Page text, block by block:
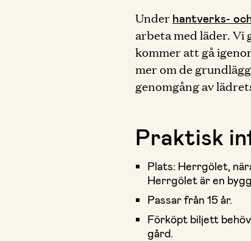
Under hantverks-
arbeta med läder. Vi
kommer att gå
mer om de
genomgång av
Praktisk
Plats: Herrgölet,
Herrgölet är en
Passar från 15 år.
Förköpt biljett
gård.